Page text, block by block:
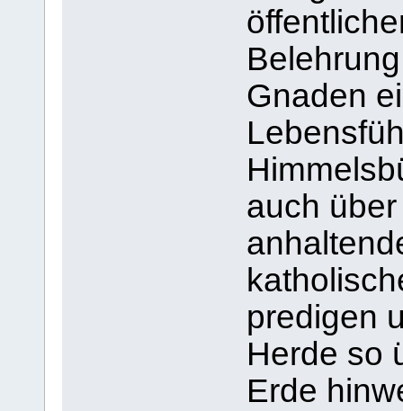
Gnaden
auch
predigen
Herde so
Erde